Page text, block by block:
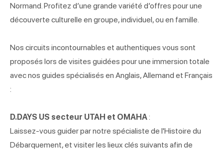
Normand. Profitez d’une grande variété d’offres pour une
découverte culturelle en groupe, individuel, ou en famille.
Nos circuits incontournables et authentiques vous sont
proposés lors de visites guidées pour une immersion totale
avec nos guides spécialisés en Anglais, Allemand et Français
:
D.DAYS US secteur UTAH et OMAHA:
Laissez-vous guider par notre spécialiste de l'Histoire du
Débarquement, et visiter les lieux clés suivants afin de